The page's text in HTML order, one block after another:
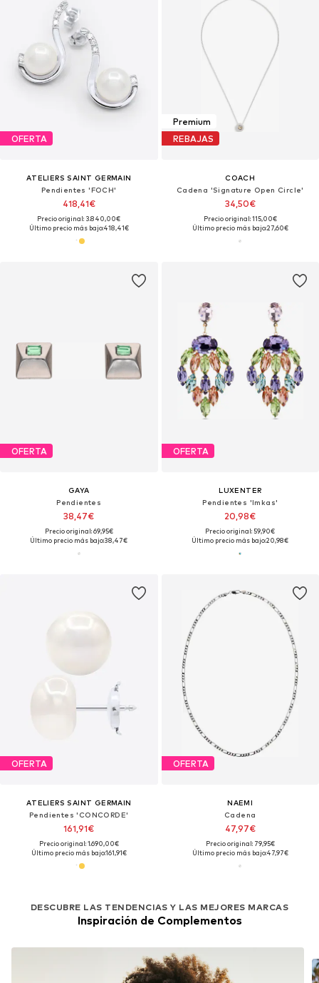
OFERTA
ATELIERS SAINT GERMAIN
Pendientes 'FOCH'
418,41€
Precio original: 3.840,00€
Último precio más bajo:418,41€
Premium
REBAJAS
COACH
Cadena 'Signature Open Circle'
34,50€
Precio original: 115,00€
Último precio más bajo:27,60€
OFERTA
GAYA
Pendientes
38,47€
Precio original: 69,95€
Último precio más bajo:38,47€
OFERTA
LUXENTER
Pendientes 'Imkas'
20,98€
Precio original: 59,90€
Último precio más bajo:20,98€
OFERTA
ATELIERS SAINT GERMAIN
Pendientes 'CONCORDE'
161,91€
Precio original: 1.690,00€
Último precio más bajo:161,91€
OFERTA
NAEMI
Cadena
47,97€
Precio original: 79,95€
Último precio más bajo:47,97€
DESCUBRE LAS TENDENCIAS Y LAS MEJORES MARCAS
Inspiración de Complementos